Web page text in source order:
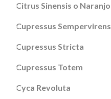
Citrus Sinensis o Naranjo
Cupressus Sempervirens
Cupressus Stricta
Cupressus Totem
Cyca Revoluta